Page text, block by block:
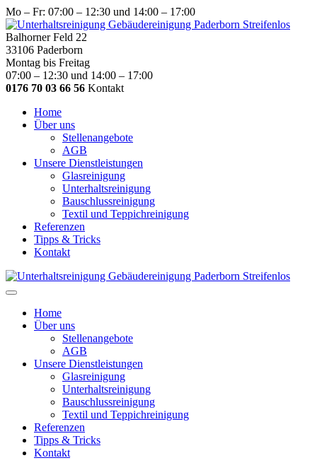
Mo – Fr: 07:00 – 12:30 und 14:00 – 17:00
Balhorner Feld 22
33106 Paderborn
Montag bis Freitag
07:00 – 12:30 und 14:00 – 17:00
0176 70 03 66 56 Kontakt
Home
Über uns
Stellenangebote
AGB
Unsere Dienstleistungen
Glasreinigung
Unterhaltsreinigung
Bauschlussreinigung
Textil und Teppichreinigung
Referenzen
Tipps & Tricks
Kontakt
Home
Über uns
Stellenangebote
AGB
Unsere Dienstleistungen
Glasreinigung
Unterhaltsreinigung
Bauschlussreinigung
Textil und Teppichreinigung
Referenzen
Tipps & Tricks
Kontakt